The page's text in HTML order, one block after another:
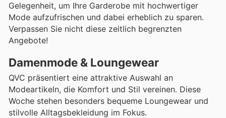
Gelegenheit, um Ihre Garderobe mit hochwertiger
Mode aufzufrischen und dabei erheblich zu sparen.
Verpassen Sie nicht diese zeitlich begrenzten
Angebote!
Damenmode & Loungewear
QVC präsentiert eine attraktive Auswahl an
Modeartikeln, die Komfort und Stil vereinen. Diese
Woche stehen besonders bequeme Loungewear und
stilvolle Alltagsbekleidung im Fokus.